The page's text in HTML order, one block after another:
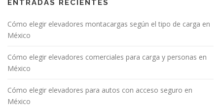
ENTRADAS RECIENTES
Cómo elegir elevadores montacargas según el tipo de carga en
México
Cómo elegir elevadores comerciales para carga y personas en
México
Cómo elegir elevadores para autos con acceso seguro en
México